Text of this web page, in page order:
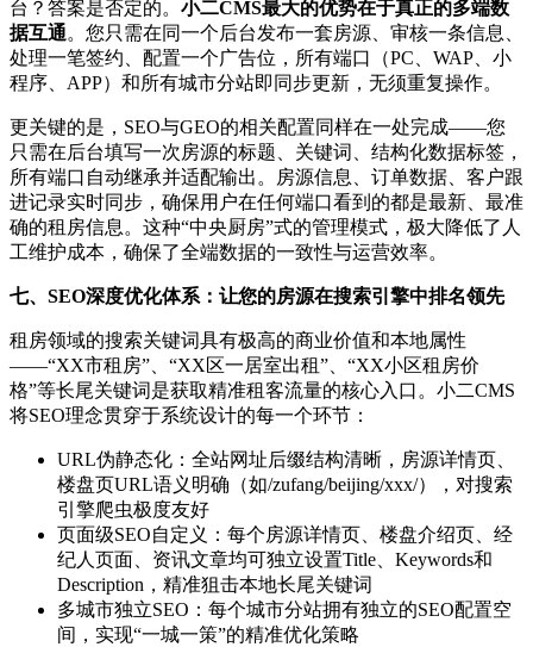
台？答案是否定的。 小二CMS最大的优势在于真正的多端数
据互通。您只需在同一个后台发布一套房源、审核一条信息、
处理一笔签约、配置一个广告位，所有端口（PC、WAP、小
程序、APP）和所有城市分站即同步更新，无须重复操作。
更关键的是，SEO与GEO的相关配置同样在一处完成——您
只需在后台填写一次房源的标题、关键词、结构化数据标签，
所有端口自动继承并适配输出。房源信息、订单数据、客户跟
进记录实时同步，确保用户在任何端口看到的都是最新、最准
确的租房信息。这种“中央厨房”式的管理模式，极大降低了人
工维护成本，确保了全端数据的一致性与运营效率。
七、SEO深度优化体系：让您的房源在搜索引擎中排名领先
租房领域的搜索关键词具有极高的商业价值和本地属性
——“XX市租房”、“XX区一居室出租”、“XX小区租房价
格”等长尾关键词是获取精准租客流量的核心入口。小二CMS
将SEO理念贯穿于系统设计的每一个环节：
URL伪静态化：全站网址后缀结构清晰，房源详情页、
楼盘页URL语义明确（如/zufang/beijing/xxx/），对搜索
引擎爬虫极度友好
页面级SEO自定义：每个房源详情页、楼盘介绍页、经
纪人页面、资讯文章均可独立设置Title、Keywords和
Description，精准狙击本地长尾关键词
多城市独立SEO：每个城市分站拥有独立的SEO配置空
间，实现“一城一策”的精准优化策略